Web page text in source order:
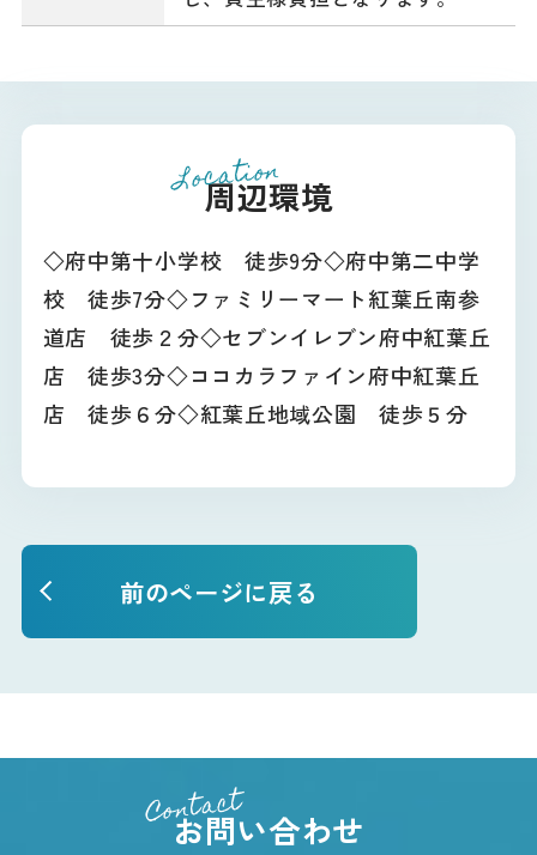
Location
周辺環境
◇府中第十小学校 徒歩9分◇府中第二中学
校 徒歩7分◇ファミリーマート紅葉丘南参
道店 徒歩２分◇セブンイレブン府中紅葉丘
店 徒歩3分◇ココカラファイン府中紅葉丘
店 徒歩６分◇紅葉丘地域公園 徒歩５分
前のページに戻る
Contact
お問い合わせ